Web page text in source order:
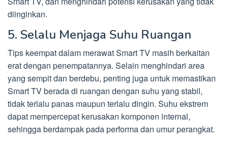
diinginkan.
5. Selalu Menjaga Suhu Ruangan
Tips keempat dalam merawat Smart TV masih berkaitan
erat dengan penempatannya. Selain menghindari area
yang sempit dan berdebu, penting juga untuk memastikan
Smart TV berada di ruangan dengan suhu yang stabil,
tidak terlalu panas maupun terlalu dingin. Suhu ekstrem
dapat mempercepat kerusakan komponen internal,
sehingga berdampak pada performa dan umur perangkat.